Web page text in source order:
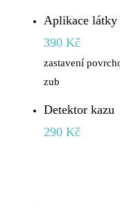
Aplikace látky
390 Kč
zastavení
zub
Detektor kazu
290 Kč